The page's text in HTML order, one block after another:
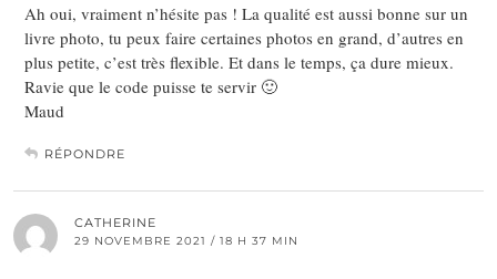
Ah oui, vraiment n’hésite pas ! La qualité est aussi bonne sur un
livre photo, tu peux faire certaines photos en grand, d’autres en
plus petite, c’est très flexible. Et dans le temps, ça dure mieux.
Ravie que le code puisse te servir 🙂
Maud
RÉPONDRE
CATHERINE
29 NOVEMBRE 2021 / 18 H 37 MIN